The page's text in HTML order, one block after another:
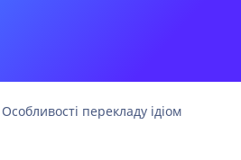
Особливості перекладу ідіом